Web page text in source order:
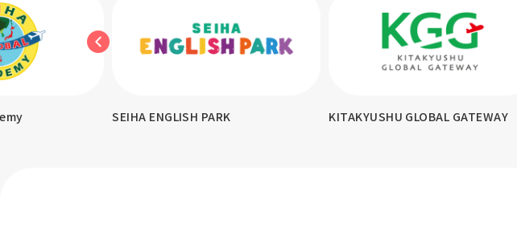
SEIHA ENGLISH PARK KITAKYUSHU GLOBAL GATEWAY